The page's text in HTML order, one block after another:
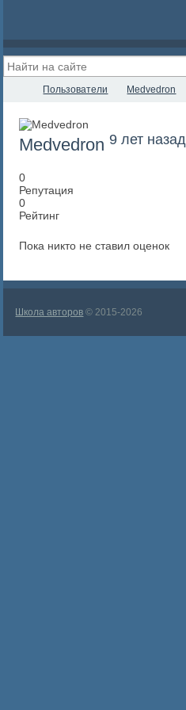
Пользователи Medvedron
Medvedron 9 лет назад
0
Репутация
0
Рейтинг
Пока никто не ставил оценок
Школа авторов © 2015-2026